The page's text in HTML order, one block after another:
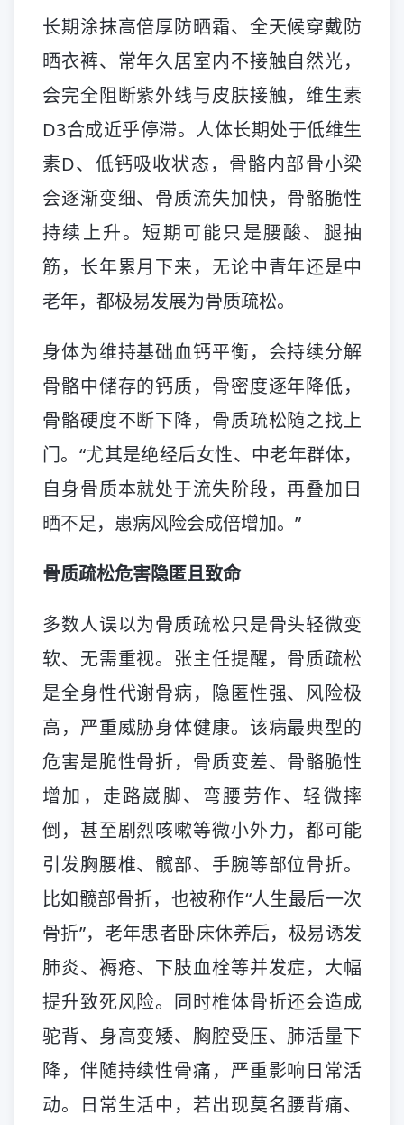
长期涂抹高倍厚防晒霜、全天候穿戴防
晒衣裤、常年久居室内不接触自然光，
会完全阻断紫外线与皮肤接触，维生素
D3合成近乎停滞。人体长期处于低维生
素D、低钙吸收状态，骨骼内部骨小梁
会逐渐变细、骨质流失加快，骨骼脆性
持续上升。短期可能只是腰酸、腿抽
筋，长年累月下来，无论中青年还是中
老年，都极易发展为骨质疏松。
身体为维持基础血钙平衡，会持续分解
骨骼中储存的钙质，骨密度逐年降低，
骨骼硬度不断下降，骨质疏松随之找上
门。“尤其是绝经后女性、中老年群体，
自身骨质本就处于流失阶段，再叠加日
晒不足，患病风险会成倍增加。”
骨质疏松危害隐匿且致命
多数人误以为骨质疏松只是骨头轻微变
软、无需重视。张主任提醒，骨质疏松
是全身性代谢骨病，隐匿性强、风险极
高，严重威胁身体健康。该病最典型的
危害是脆性骨折，骨质变差、骨骼脆性
增加，走路崴脚、弯腰劳作、轻微摔
倒，甚至剧烈咳嗽等微小外力，都可能
引发胸腰椎、髋部、手腕等部位骨折。
比如髋部骨折，也被称作“人生最后一次
骨折”，老年患者卧床休养后，极易诱发
肺炎、褥疮、下肢血栓等并发症，大幅
提升致死风险。同时椎体骨折还会造成
驼背、身高变矮、胸腔受压、肺活量下
降，伴随持续性骨痛，严重影响日常活
动。日常生活中，若出现莫名腰背痛、